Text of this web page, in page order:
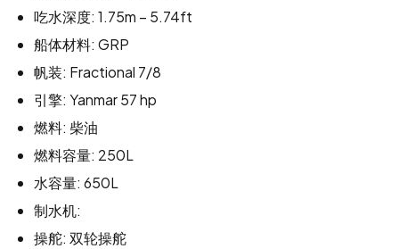
吃水深度: 1.75m – 5.74ft
船体材料: GRP
帆装: Fractional 7/8
引擎: Yanmar 57 hp
燃料: 柴油
燃料容量: 250L
水容量: 650L
制水机:
操舵: 双轮操舵